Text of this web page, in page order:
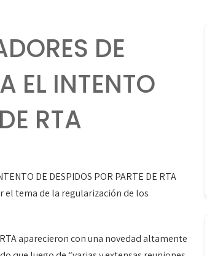
DE
EL INTENTO
RTA
DE DESPIDOS POR PARTE DE RTA
el tema de la regularización de los
aparecieron con una novedad altamente